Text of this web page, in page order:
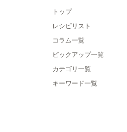
トップ
レシピリスト
コラム一覧
ピックアップ一覧
カテゴリ一覧
キーワード一覧